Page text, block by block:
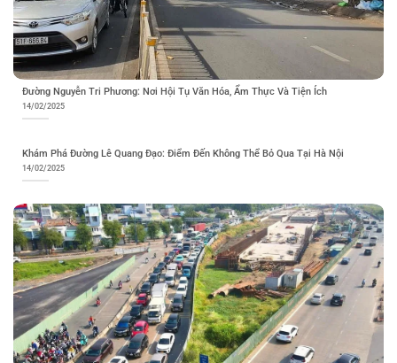
Đường Nguyễn Tri Phương: Nơi Hội Tụ Văn Hóa, Ẩm Thực Và Tiện Ích
14/02/2025
Khám Phá Đường Lê Quang Đạo: Điểm Đến Không Thể Bỏ Qua Tại Hà Nội
14/02/2025